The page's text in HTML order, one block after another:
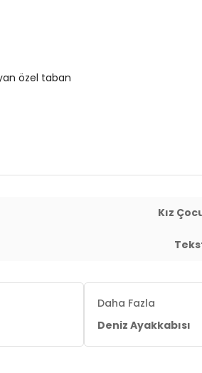
özel taban
çıplak ayağa göre
Kız
Daha Fazla
Deniz Ayakkabısı